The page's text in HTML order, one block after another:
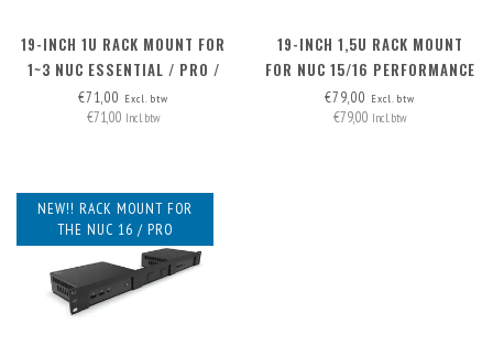
19-INCH 1U RACK MOUNT FOR
1~3 NUC ESSENTIAL / PRO /
PRO+ INCLUDING 2X BLIND
€71,00 Excl. btw
€71,00 Incl. btw
19-INCH 1,5U RACK MOUNT
FOR NUC 15/16 PERFORMANCE
€79,00 Excl. btw
€79,00 Incl. btw
NEW!! RACK MOUNT FOR
THE NUC 16 / PRO